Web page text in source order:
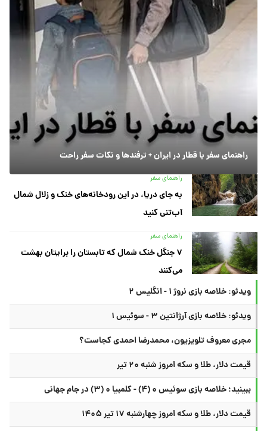
راهنمای سفر با قطار در ایران + ترفندها و نکات سفر راحت
راهنمای سفر
به جای دریا، در این رودخانه‌های خنک و زلال شمال
آب‌تنی کنید
راهنمای سفر
۷ جنگل خنک شمال که تابستان را برایتان بهشت
می‌کنند
ویدئو: خلاصه بازی نروژ ۱ - انگلیس ۲
ویدئو: خلاصه بازی آرژانتین ۳ - سوئیس ۱
مجری معروف تلویزیون، محمدرضا احمدی کجاست؟
قیمت دلار، طلا و سکه امروز شنبه ۲۰ تیر
ببینید؛ خلاصه بازی سوئیس ۰ (۴) - کلمبیا ۰ (۳) در جام جهانی
قیمت دلار، طلا و سکه امروز چهارشنبه ۱۷ تیر ۱۴۰۵